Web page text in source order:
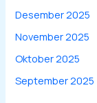
Desember 2025
November 2025
Oktober 2025
September 2025